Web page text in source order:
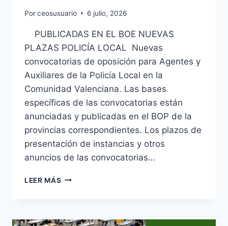
Porceosusuario 6 julio, 2026
PUBLICADAS EN EL BOE NUEVAS
PLAZAS POLICÍA LOCAL Nuevas
convocatorias de oposición para Agentes y
Auxiliares de la Policía Local en la
Comunidad Valenciana. Las bases
específicas de las convocatorias están
anunciadas y publicadas en el BOP de la
provincias correspondientes. Los plazos de
presentación de instancias y otros
anuncios de las convocatorias…
LEER MÁS POLICÍA
PLAZAS